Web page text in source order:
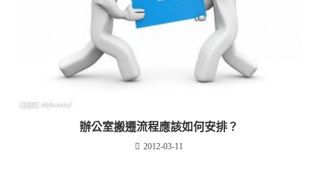
辦公室搬遷流程應該如何安排？
2012-03-11